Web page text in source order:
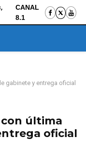
CANAL
8.1
gabinete y entrega oficial
última
oficial